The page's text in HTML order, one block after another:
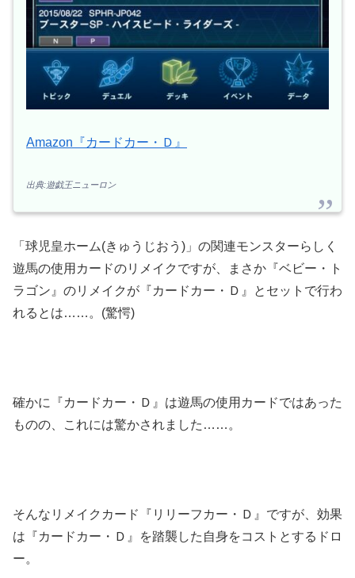
Amazon『カードカー・Ｄ』
出典:遊戯王ニューロン
「球児皇ホーム(きゅうじおう)」の関連モンスターらしく
遊馬の使用カードのリメイクですが、まさか『ベビー・ト
ラゴン』のリメイクが『カードカー・Ｄ』とセットで行わ
れるとは……。(驚愕)
確かに『カードカー・Ｄ』は遊馬の使用カードではあった
ものの、これには驚かされました……。
そんなリメイクカード『リリーフカー・Ｄ』ですが、効果
は『カードカー・Ｄ』を踏襲した自身をコストとするドロ
ー。